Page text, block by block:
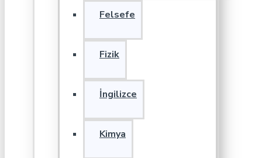
Felsefe
Fizik
İngilizce
Kimya